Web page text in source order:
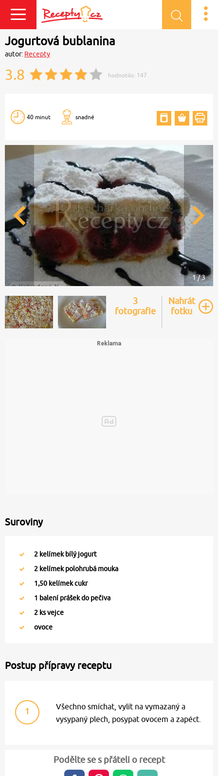
Přihlásit se
Jogurtová bublanina
autor: Recepty
3.8 hodnotilo: 147
40 minut snadné
1 / 3
3
fotografie
Nahrát
fotku
Suroviny
2 kelímek bílý jogurt
2 kelímek polohrubá mouka
1,50 kelímek cukr
1 balení prášek do pečiva
2 ks vejce
ovoce
Postup přípravy receptu
1
Všechno smíchat, vylít na vymazaný a
vysypaný plech, posypat ovocem a zapéct.
Podělte se s přáteli o recept